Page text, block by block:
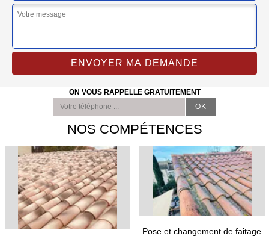
ON VOUS RAPPELLE GRATUITEMENT
NOS COMPÉTENCES
Pose et changement de faitage